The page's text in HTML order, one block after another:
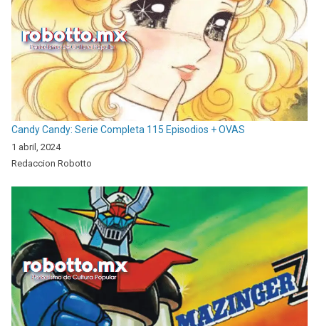
Candy Candy: Serie Completa 115 Episodios + OVAS
1 abril, 2024
Redaccion Robotto